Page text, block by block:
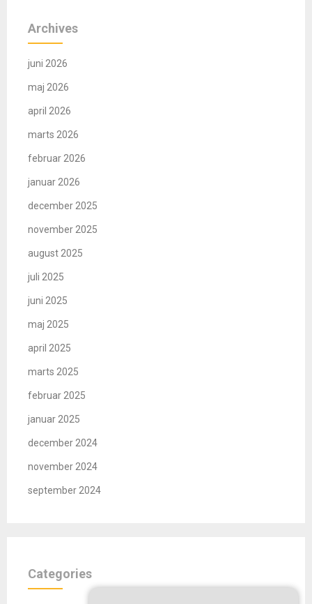
Archives
juni 2026
maj 2026
april 2026
marts 2026
februar 2026
januar 2026
december 2025
november 2025
august 2025
juli 2025
juni 2025
maj 2025
april 2025
marts 2025
februar 2025
januar 2025
december 2024
november 2024
september 2024
Categories